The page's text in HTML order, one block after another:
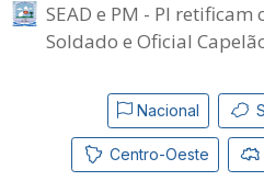
SEAD e PM - PI
Soldado e Oficial
Nacional
Centro-Oeste